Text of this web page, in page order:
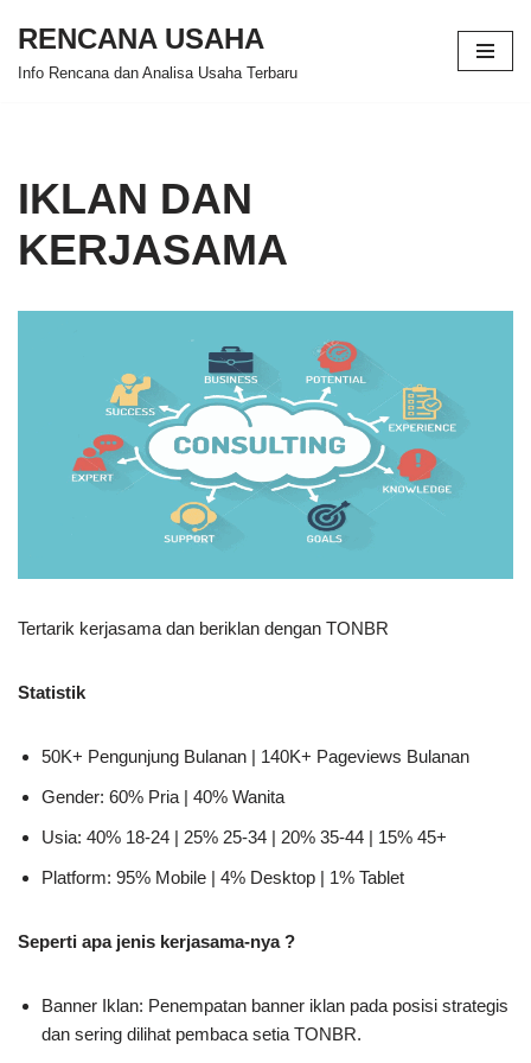
Skip
RENCANA USAHA
Info Rencana dan Analisa Usaha Terbaru
IKLAN DAN
KERJASAMA
Tertarik kerjasama dan beriklan dengan TONBR
Statistik
50K+ Pengunjung Bulanan | 140K+ Pageviews Bulanan
Gender: 60% Pria | 40% Wanita
Usia: 40% 18-24 | 25% 25-34 | 20% 35-44 | 15% 45+
Platform: 95% Mobile | 4% Desktop | 1% Tablet
Seperti apa jenis kerjasama-nya ?
Banner Iklan: Penempatan banner iklan pada posisi strategis
dan sering dilihat pembaca setia TONBR.